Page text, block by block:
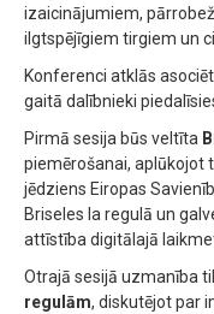
izaicinājumiem,
ilgtspējīgiem tirgiem un
Konferenci atklās
gaitā dalībnieki
Pirmā sesija būs veltīta
piemērošanai, aplūkojot
jēdziens Eiropas
Briseles Ia regulā un
attīstība digitālajā
Otrajā sesijā uzmanība
regulām, diskutējot par